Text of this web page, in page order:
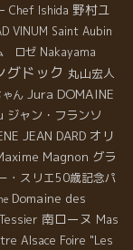
Chef Ishida 野村ユ
VINUM Saint Aubin
ロゼ Nakayama
グドック 丸山宏人
ん Jura DOMAINE
ジャン・フランソ
JEAN DARD オリ
Magnon グラ
・スリエ50歳記念パ
Domaine des
南ローヌ Mas
Alsace Foire "Les